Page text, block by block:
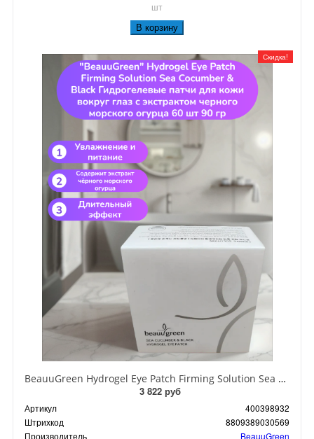
шт
В корзину
Скидка!
BeauuGreen Hydrogel Eye Patch Firming Solution Sea Cocumber & Black Гидрогелевые патчи для кожи вокруг глаз с экстрактом черного морского огурца 60 шт 90 гр
3 822 руб
Артикул
400398932
Штрихкод
8809389030569
Производитель
BeauuGreen